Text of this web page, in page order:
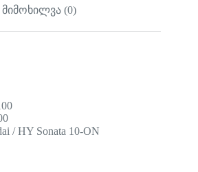
მიმოხილვა (0)
/ HY Sonata 10-ON